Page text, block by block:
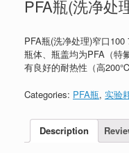
PFA瓶(洗净处
PFA瓶(洗净处理)窄口
瓶体、瓶盖均为PFA（特
有良好的耐热性（高
Categories: PFA瓶, 实验
Description